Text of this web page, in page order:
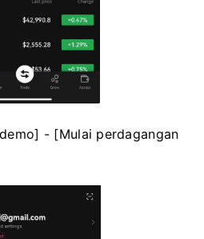
- [Mulai perdagangan